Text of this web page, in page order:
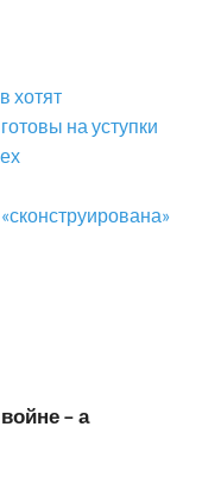
хотят
на уступки
– а